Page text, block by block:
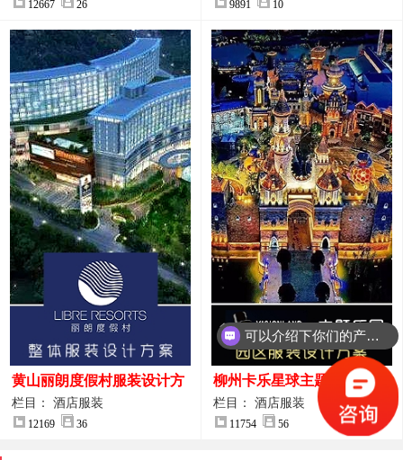
12667 26 9891 10
黄山丽朗度假村服装设计方
案
栏目： 酒店服装
12169 36
柳州卡乐星球主题乐园园区
服装设计方案
栏目： 酒店服装
11754 56
你们是怎么收费的呢？